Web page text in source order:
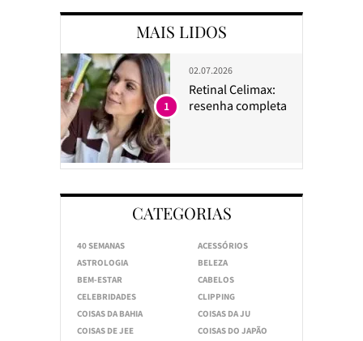
MAIS LIDOS
02.07.2026
Retinal Celimax:
resenha completa
1
CATEGORIAS
40 SEMANAS
ACESSÓRIOS
ASTROLOGIA
BELEZA
BEM-ESTAR
CABELOS
CELEBRIDADES
CLIPPING
COISAS DA BAHIA
COISAS DA JU
COISAS DE JEE
COISAS DO JAPÃO